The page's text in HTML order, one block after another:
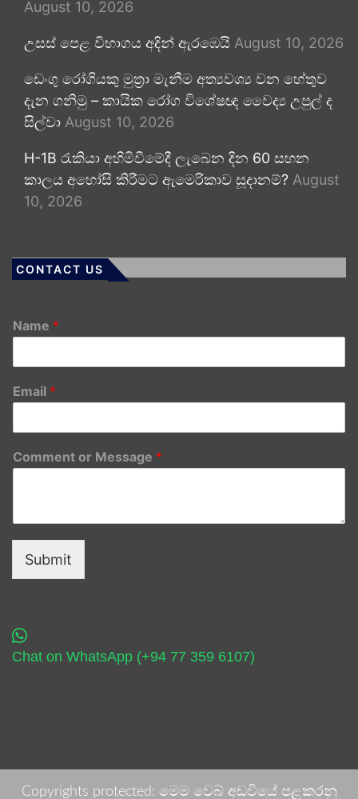
August 10, 2026
උසස් පෙළ විභාගය අදින් ඇරඹෙයි August 10, 2026
ඩෙංගු රෝගියකු ⁣මුත්‍රා මැනීම අත්‍යවශ්‍ය වන හේතුව
දැන ගනිමු – කායික රෝග විශේෂඥ වෛද්‍ය උපුල් ද
සිල්වා August 10, 2026
H-1B රැකියා අහිමිවීමේදී ලැබෙන දින 60 සහන
කාලය අහෝසි කිරීමට ඇමෙරිකාව සූදානම්? August
10, 2026
CONTACT US
Name *
Email *
Comment or Message *
Submit
Chat on WhatsApp (+94 77 359 6107)
Copyrights protected: මෙම වෙබ් අඩවියේ පළකරනු